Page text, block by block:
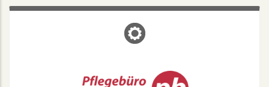
PFLEGEBÜRO BAHRENBERG
Kanalstraße 30, 48147 Münster